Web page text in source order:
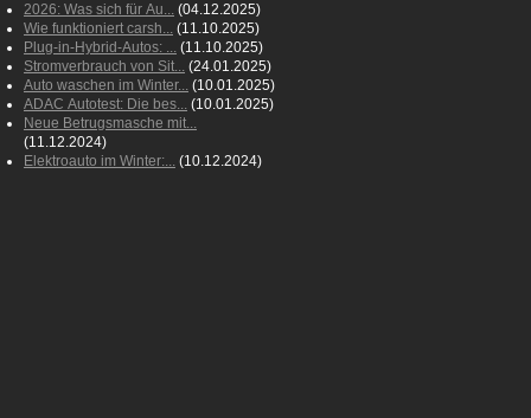
2026: Was sich für Au... (04.12.2025)
Wie funktioniert carsh... (11.10.2025)
Plug-in-Hybrid-Autos: ... (11.10.2025)
Stromverbrauch von Sit... (24.01.2025)
Auto waschen im Winter... (10.01.2025)
ADAC Autotest: Die bes... (10.01.2025)
Neue Betrugsmasche mit...
(11.12.2024)
Elektroauto im Winter:... (10.12.2024)